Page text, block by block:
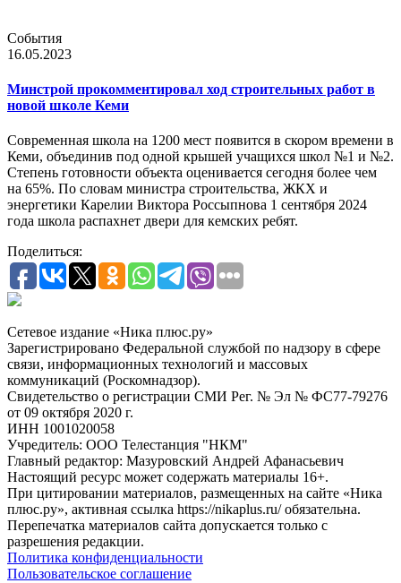
События
16.05.2023
Минстрой прокомментировал ход строительных работ в
новой школе Кеми
Современная школа на 1200 мест появится в скором времени в
Кеми, объединив под одной крышей учащихся школ №1 и №2.
Степень готовности объекта оценивается сегодня более чем
на 65%. По словам министра строительства, ЖКХ и
энергетики Карелии Виктора Россыпнова 1 сентября 2024
года школа распахнет двери для кемских ребят.
Поделиться:
Сетевое издание «Ника плюс.ру»
Зарегистрировано Федеральной службой по надзору в сфере
связи, информационных технологий и массовых
коммуникаций (Роскомнадзор).
Свидетельство о регистрации СМИ Рег. № Эл № ФС77-79276
от 09 октября 2020 г.
ИНН 1001020058
Учредитель: ООО Телестанция "НКМ"
Главный редактор: Мазуровский Андрей Афанасьевич
Настоящий ресурс может содержать материалы 16+.
При цитировании материалов, размещенных на сайте «Ника
плюс.ру», активная ссылка https://nikaplus.ru/ обязательна.
Перепечатка материалов сайта допускается только с
разрешения редакции.
Политика конфиденциальности
Пользовательское соглашение